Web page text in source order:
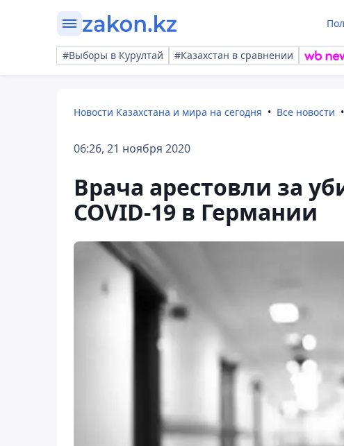
#Выборы в Курултай #Казахстан в сравнении
Новости Казахстана и мира на сегодня Все новости
06:26, 21 ноября 2020
Врача арестовли за
COVID-19 в Германии